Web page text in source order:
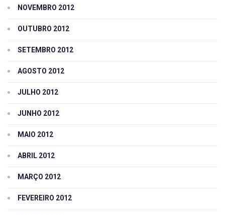
NOVEMBRO 2012
OUTUBRO 2012
SETEMBRO 2012
AGOSTO 2012
JULHO 2012
JUNHO 2012
MAIO 2012
ABRIL 2012
MARÇO 2012
FEVEREIRO 2012